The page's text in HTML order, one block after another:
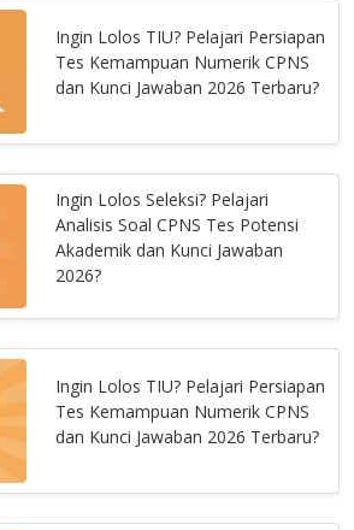
Ingin Lolos TIU? Pelajari Persiapan
Tes Kemampuan Numerik CPNS
dan Kunci Jawaban 2026 Terbaru?
Ingin Lolos Seleksi? Pelajari
Analisis Soal CPNS Tes Potensi
Akademik dan Kunci Jawaban
2026?
Ingin Lolos TIU? Pelajari Persiapan
Tes Kemampuan Numerik CPNS
dan Kunci Jawaban 2026 Terbaru?